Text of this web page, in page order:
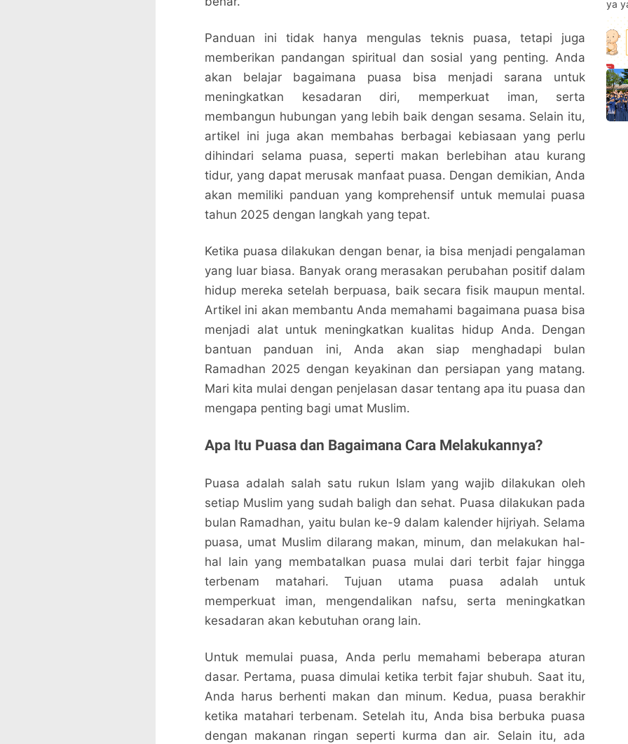
Mulai Puasa 2025: Panduan Lengkap untuk Pemula
Nalarrakyat.com - Media Kritis
Bagikan ke media lain
Panduan ini tidak hanya mengulas teknis puasa, tetapi juga
memberikan pandangan spiritual dan sosial yang penting. Anda
akan belajar bagaimana puasa bisa menjadi sarana untuk
meningkatkan kesadaran diri, memperkuat iman, serta
membangun hubungan yang lebih baik dengan sesama. Selain itu,
artikel ini juga akan membahas berbagai kebiasaan yang perlu
dihindari selama puasa, seperti makan berlebihan atau kurang
tidur, yang dapat merusak manfaat puasa. Dengan demikian, Anda
akan memiliki panduan yang komprehensif untuk memulai puasa
tahun 2025 dengan langkah yang tepat.
Ketika puasa dilakukan dengan benar, ia bisa menjadi pengalaman
yang luar biasa. Banyak orang merasakan perubahan positif dalam
hidup mereka setelah berpuasa, baik secara fisik maupun mental.
Artikel ini akan membantu Anda memahami bagaimana puasa bisa
menjadi alat untuk meningkatkan kualitas hidup Anda. Dengan
bantuan panduan ini, Anda akan siap menghadapi bulan
Ramadhan 2025 dengan keyakinan dan persiapan yang matang.
Mari kita mulai dengan penjelasan dasar tentang apa itu puasa dan
mengapa penting bagi umat Muslim.
Apa Itu Puasa dan Bagaimana Cara Melakukannya?
Puasa adalah salah satu rukun Islam yang wajib dilakukan oleh
setiap Muslim yang sudah baligh dan sehat. Puasa dilakukan pada
bulan Ramadhan, yaitu bulan ke-9 dalam kalender hijriyah. Selama
puasa, umat Muslim dilarang makan, minum, dan melakukan hal-
hal lain yang membatalkan puasa mulai dari terbit fajar hingga
terbenam matahari. Tujuan utama puasa adalah untuk
memperkuat iman, mengendalikan nafsu, serta meningkatkan
kesadaran akan kebutuhan orang lain.
Untuk memulai puasa, Anda perlu memahami beberapa aturan
dasar. Pertama, puasa dimulai ketika terbit fajar shubuh. Saat itu,
Anda harus berhenti makan dan minum. Kedua, puasa berakhir
ketika matahari terbenam. Setelah itu, Anda bisa berbuka puasa
dengan makanan ringan seperti kurma dan air. Selain itu, ada
Mulai Puasa 2025: Panduan Lengkap untuk Pemula
Nalarrakyat.com - Media Kritis
Bagikan ke media lain